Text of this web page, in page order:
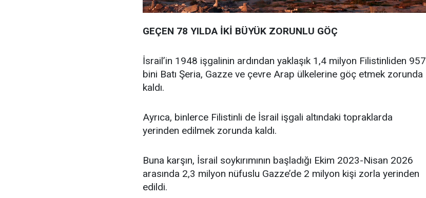
GEÇEN 78 YILDA İKİ BÜYÜK ZORUNLU GÖÇ
İsrail’in 1948 işgalinin ardından yaklaşık 1,4 milyon Filistinliden 957
bini Batı Şeria, Gazze ve çevre Arap ülkelerine göç etmek zorunda
kaldı.
Ayrıca, binlerce Filistinli de İsrail işgali altındaki topraklarda
yerinden edilmek zorunda kaldı.
Buna karşın, İsrail soykırımının başladığı Ekim 2023-Nisan 2026
arasında 2,3 milyon nüfuslu Gazze’de 2 milyon kişi zorla yerinden
edildi.